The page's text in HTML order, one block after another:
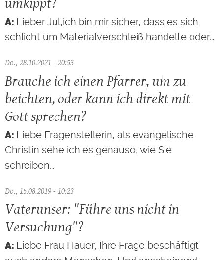
Lieber Jul,ich bin mir sicher, dass es sich
schlicht um Materialverschleiß handelte oder…
Do., 28.10.2021 - 20:53
Brauche ich einen Pfarrer, um zu
beichten, oder kann ich direkt mit
Gott sprechen?
Liebe Fragenstellerin, als evangelische
Christin sehe ich es genauso, wie Sie
schreiben…
Do., 15.08.2019 - 10:23
Vaterunser: "Führe uns nicht in
Versuchung"?
Liebe Frau Hauer, Ihre Frage beschäftigt